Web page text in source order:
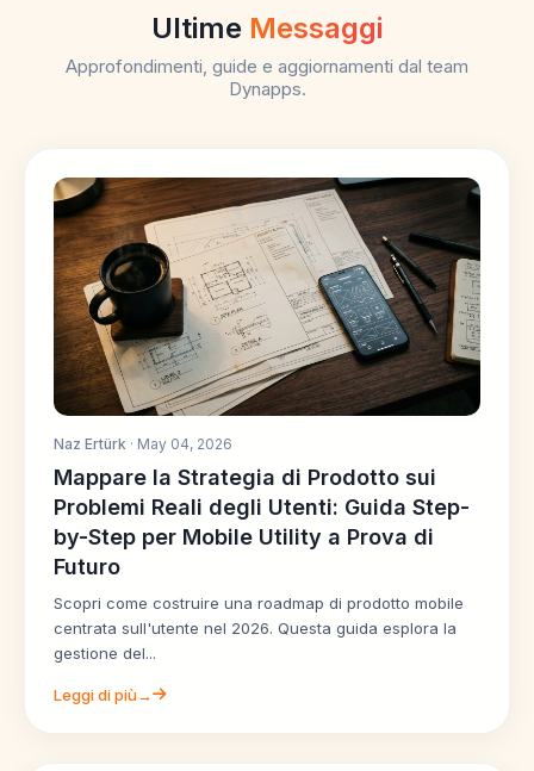
Ultime Messaggi
Approfondimenti, guide e aggiornamenti dal team
Dynapps.
Naz Ertürk · May 04, 2026
Mappare la Strategia di Prodotto sui
Problemi Reali degli Utenti: Guida Step-
by-Step per Mobile Utility a Prova di
Futuro
Scopri come costruire una roadmap di prodotto mobile
centrata sull'utente nel 2026. Questa guida esplora la
gestione del...
Leggi di più→